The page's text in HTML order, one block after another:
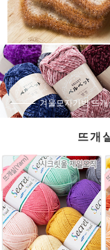
겨울모자가방 뜨개
뜨개